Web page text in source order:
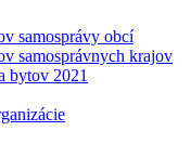
samosprávy obcí
samosprávnych krajov
bytov 2021